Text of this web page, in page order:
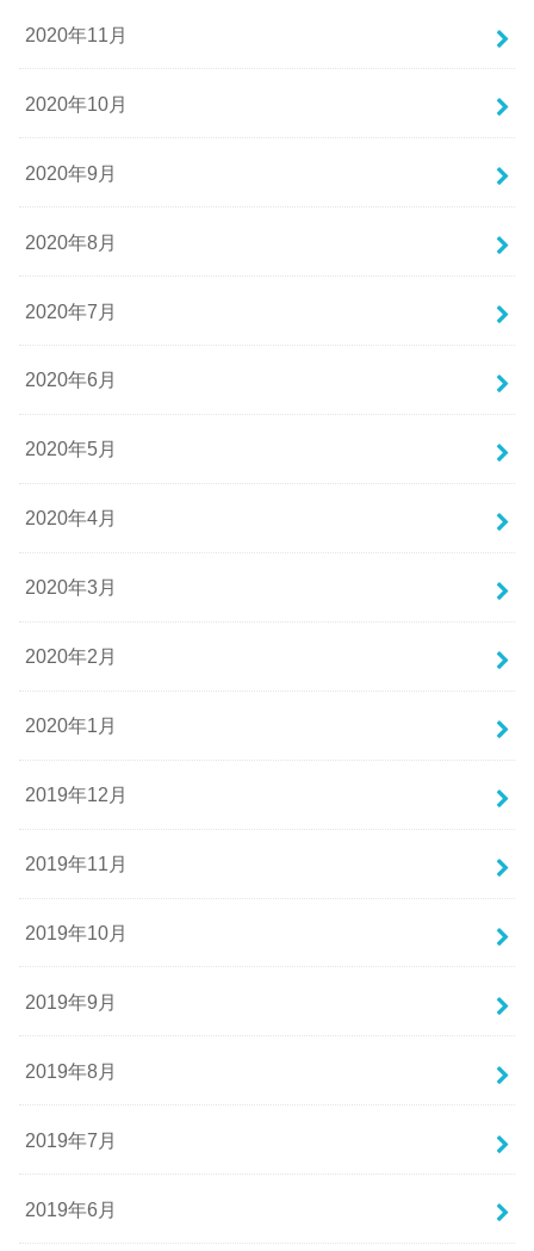
2020年11月
2020年10月
2020年9月
2020年8月
2020年7月
2020年6月
2020年5月
2020年4月
2020年3月
2020年2月
2020年1月
2019年12月
2019年11月
2019年10月
2019年9月
2019年8月
2019年7月
2019年6月